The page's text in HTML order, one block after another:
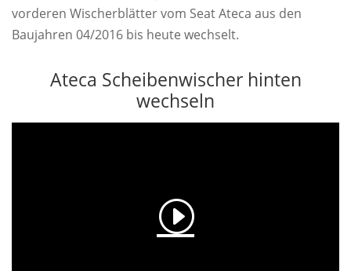
vorderen Wischerblätter vom Seat Ateca aus den
Baujahren 04/2016 bis heute wechselt.
Ateca Scheibenwischer hinten
wechseln